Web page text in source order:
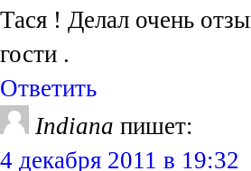
Тася ! Делал очень
гости .
Ответить
Indiana пишет:
4 декабря 2011 в 19:32